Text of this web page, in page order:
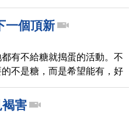
一個頂新
有不給糖就搗蛋的活動。不
不是糖，而是希望能有，好
柯一正還向台塑喊話，希望
害